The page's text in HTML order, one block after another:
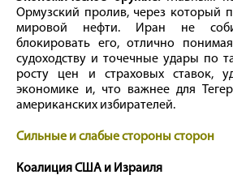
Ормузский пролив, через который
мировой нефти. Иран не
блокировать его, отлично
судоходству и точечные удары по
росту цен и страховых ставок,
экономике и, что важнее для
американских избирателей.
Сильные и слабые стороны сторон
Коалиция США и Израиля